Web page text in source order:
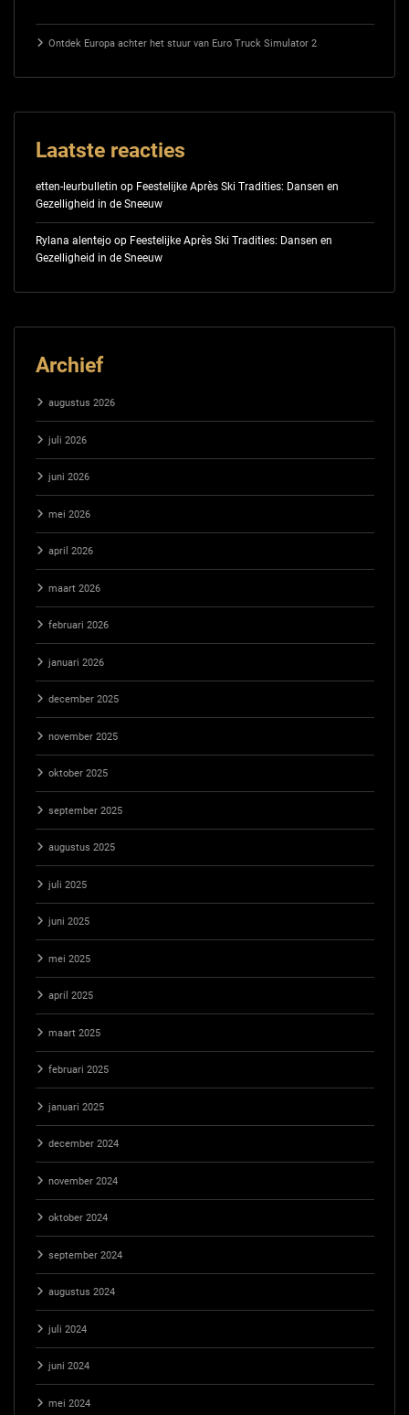
Ontdek Europa achter het stuur van Euro Truck Simulator 2
Laatste reacties
etten-leurbulletin op Feestelijke Après Ski Tradities: Dansen en
Gezelligheid in de Sneeuw
Rylana alentejoop Feestelijke Après Ski Tradities: Dansen en
Gezelligheid in de Sneeuw
Archief
augustus 2026
juli 2026
juni 2026
mei 2026
april 2026
maart 2026
februari 2026
januari 2026
december 2025
november 2025
oktober 2025
september 2025
augustus 2025
juli 2025
juni 2025
mei 2025
april 2025
maart 2025
februari 2025
januari 2025
december 2024
november 2024
oktober 2024
september 2024
augustus 2024
juli 2024
juni 2024
mei 2024